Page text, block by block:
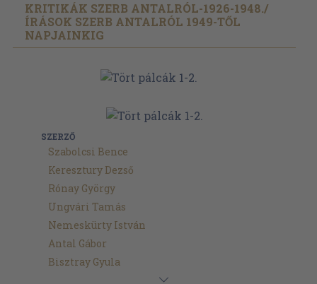
KRITIKÁK SZERB ANTALRÓL-1926-1948./
ÍRÁSOK SZERB ANTALRÓL 1949-TŐL
NAPJAINKIG
SZERZŐ
Szabolcsi Bence
Keresztury Dezső
Rónay György
Ungvári Tamás
Nemeskürty István
Antal Gábor
Bisztray Gyula